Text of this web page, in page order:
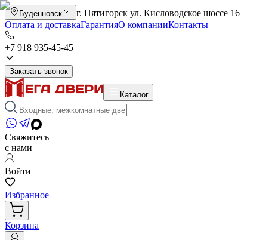
Будённовск
г. Пятигорск ул. Кисловодское шоссе 16
Оплата и доставкаГарантияО компанииКонтакты
+7 918 935-45-45
Заказать звонок
Каталог
Свяжитесь
с нами
Войти
Избранное
Корзина